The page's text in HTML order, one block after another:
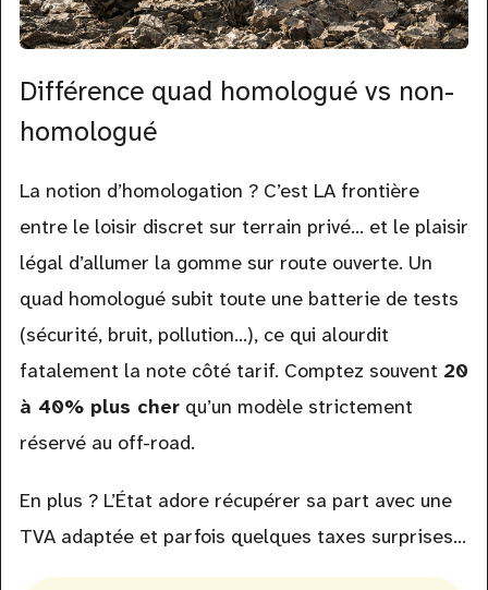
Différence quad homologué vs non-
homologué
La notion d’homologation ? C’est LA frontière
entre le loisir discret sur terrain privé… et le plaisir
légal d’allumer la gomme sur route ouverte. Un
quad homologué subit toute une batterie de tests
(sécurité, bruit, pollution…), ce qui alourdit
fatalement la note côté tarif. Comptez souvent 20
à 40% plus cherqu’un modèle strictement
réservé au off-road.
En plus ? L’État adore récupérer sa part avec une
TVA adaptée et parfois quelques taxes surprises…